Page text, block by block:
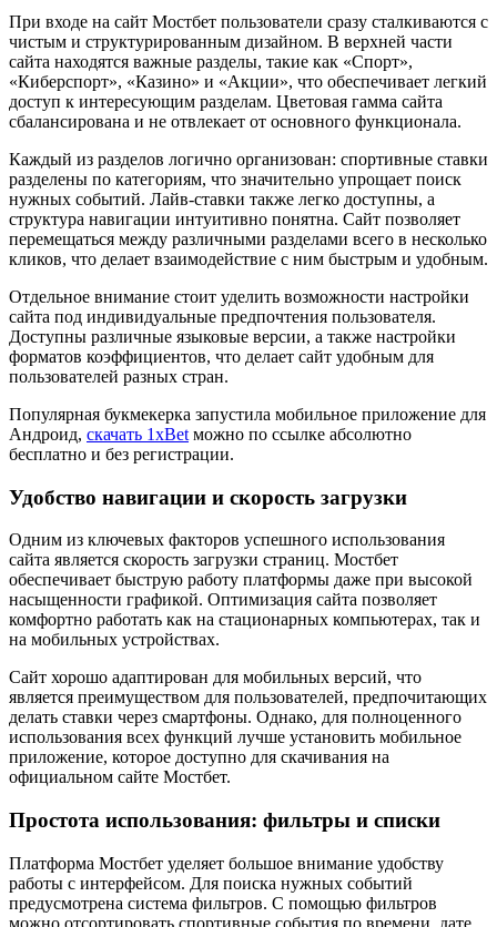
При входе на сайт Мостбет пользователи сразу сталкиваются с
чистым и структурированным дизайном. В верхней части
сайта находятся важные разделы, такие как «Спорт»,
«Киберспорт», «Казино» и «Акции», что обеспечивает легкий
доступ к интересующим разделам. Цветовая гамма сайта
сбалансирована и не отвлекает от основного функционала.
Каждый из разделов логично организован: спортивные ставки
разделены по категориям, что значительно упрощает поиск
нужных событий. Лайв-ставки также легко доступны, а
структура навигации интуитивно понятна. Сайт позволяет
перемещаться между различными разделами всего в несколько
кликов, что делает взаимодействие с ним быстрым и удобным.
Отдельное внимание стоит уделить возможности настройки
сайта под индивидуальные предпочтения пользователя.
Доступны различные языковые версии, а также настройки
форматов коэффициентов, что делает сайт удобным для
пользователей разных стран.
Популярная букмекерка запустила мобильное приложение для
Андроид, скачать 1xBet можно по ссылке абсолютно
бесплатно и без регистрации.
Удобство навигации и скорость загрузки
Одним из ключевых факторов успешного использования
сайта является скорость загрузки страниц. Мостбет
обеспечивает быструю работу платформы даже при высокой
насыщенности графикой. Оптимизация сайта позволяет
комфортно работать как на стационарных компьютерах, так и
на мобильных устройствах.
Сайт хорошо адаптирован для мобильных версий, что
является преимуществом для пользователей, предпочитающих
делать ставки через смартфоны. Однако, для полноценного
использования всех функций лучше установить мобильное
приложение, которое доступно для скачивания на
официальном сайте Мостбет.
Простота использования: фильтры и списки
Платформа Мостбет уделяет большое внимание удобству
работы с интерфейсом. Для поиска нужных событий
предусмотрена система фильтров. С помощью фильтров
можно отсортировать спортивные события по времени, дате